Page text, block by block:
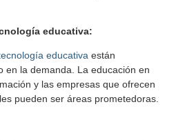
educativa:
educativa están
en la demanda. La educación en
y las empresas que ofrecen
pueden ser áreas prometedoras.